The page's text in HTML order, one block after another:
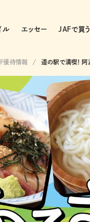
ル エッセー JAFで買う
優待情報